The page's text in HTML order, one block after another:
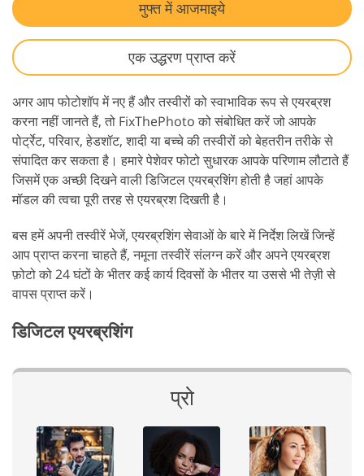
मुफ्त में आजमाइये
एक उद्धरण प्राप्त करें
अगर आप फोटोशॉप में नए हैं और तस्वीरों को स्वाभाविक रूप से एयरब्रश
करना नहीं जानते हैं, तो FixThePhoto को संबोधित करें जो आपके
पोर्ट्रेट, परिवार, हेडशॉट, शादी या बच्चे की तस्वीरों को बेहतरीन तरीके से
संपादित कर सकता है। हमारे पेशेवर फोटो सुधारक आपके परिणाम लौटाते हैं
जिसमें एक अच्छी दिखने वाली डिजिटल एयरब्रशिंग होती है जहां आपके
मॉडल की त्वचा पूरी तरह से एयरब्रश दिखती है।
बस हमें अपनी तस्वीरें भेजें, एयरब्रशिंग सेवाओं के बारे में निर्देश लिखें जिन्हें
आप प्राप्त करना चाहते हैं, नमूना तस्वीरें संलग्न करें और अपने एयरब्रश
फ़ोटो को 24 घंटों के भीतर कई कार्य दिवसों के भीतर या उससे भी तेज़ी से
वापस प्राप्त करें।
डिजिटल एयरब्रशिंग
प्रो